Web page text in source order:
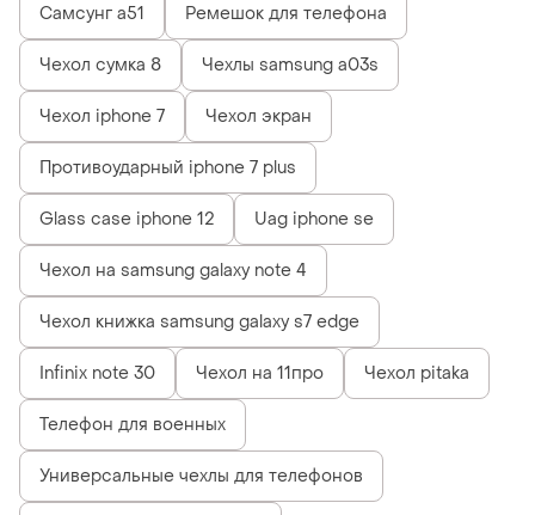
Самсунг а51 Ремешок для телефона
Чехол сумка 8 Чехлы samsung a03s
Чехол iphone 7 Чехол экран
Противоударный iphone 7 plus
Glass case iphone 12 Uag iphone se
Чехол на samsung galaxy note 4
Чехол книжка samsung galaxy s7 edge
Infinix note 30 Чехол на 11про Чехол pitaka
Телефон для военных
Универсальные чехлы для телефонов